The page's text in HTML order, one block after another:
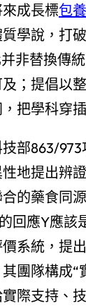
成長標包
學說，打
非替換傳
；提倡以
把學科穿
部863/
地提出辨
的藥食同
回應Y應該
系統，提
團隊構成
際支持、